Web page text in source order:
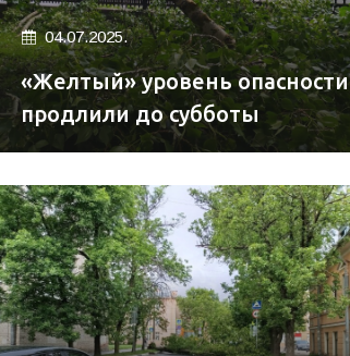
04.07.2025.
«Желтый» уровень опасности
продлили до субботы